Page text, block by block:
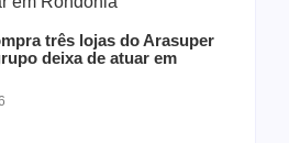
três lojas do Arasuper
deixa de atuar em